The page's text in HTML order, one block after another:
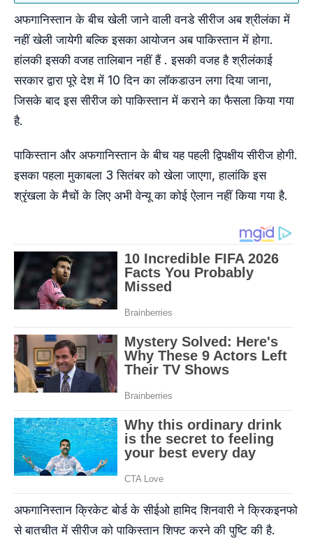
अफगानिस्तान के बीच खेली जाने वाली वनडे सीरीज अब श्रीलंका में
नहीं खेली जायेगी बल्कि इसका आयोजन अब पाकिस्तान में होगा.
हांलकी इसकी वजह तालिबान नहीं हैं . इसकी वजह है श्रीलंकाई
सरकार द्वारा पूरे देश में 10 दिन का लॉकडाउन लगा दिया जाना,
जिसके बाद इस सीरीज को पाकिस्तान में कराने का फैसला किया गया
है.
पाकिस्तान और अफगानिस्तान के बीच यह पहली द्विपक्षीय सीरीज होगी.
इसका पहला मुकाबला 3 सितंबर को खेला जाएगा, हालांकि इस
श्रृंखला के मैचों के लिए अभी वेन्यू का कोई ऐलान नहीं किया गया है.
अफगानिस्तान क्रिकेट बोर्ड के सीईओ हामिद शिनवारी ने क्रिकइनफो
से बातचीत में सीरीज को पाकिस्तान शिफ्ट करने की पुष्टि की है.